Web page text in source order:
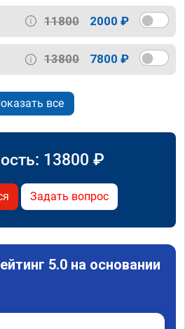
11800 2000 ₽
13800 7800 ₽
все
13800 ₽
Задать вопрос
5.0 на основании